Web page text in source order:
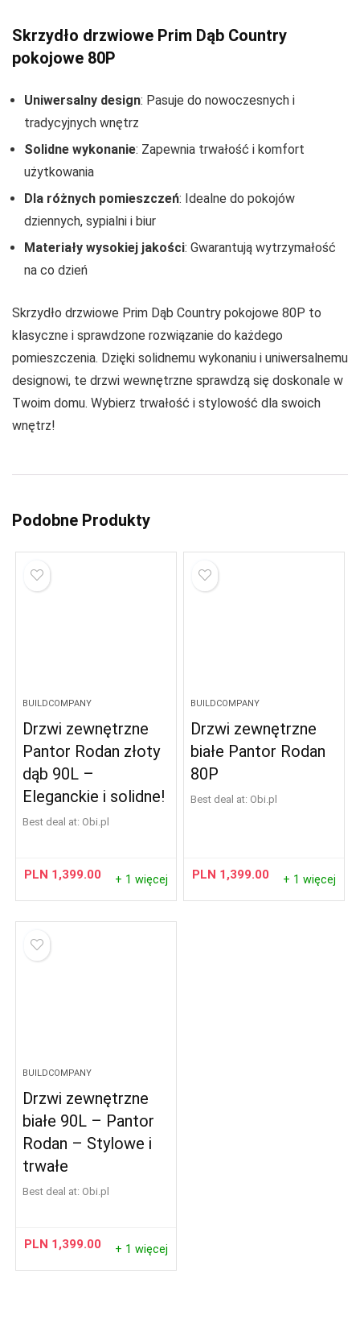
Skrzydło drzwiowe Prim Dąb Country
pokojowe 80P
Uniwersalny design: Pasuje do nowoczesnych i
tradycyjnych wnętrz
Solidne wykonanie: Zapewnia trwałość i komfort
użytkowania
Dla różnych pomieszczeń: Idealne do pokojów
dziennych, sypialni i biur
Materiały wysokiej jakości: Gwarantują wytrzymałość
na co dzień
Skrzydło drzwiowe Prim Dąb Country pokojowe 80P to
klasyczne i sprawdzone rozwiązanie do każdego
pomieszczenia. Dzięki solidnemu wykonaniu i uniwersalnemu
designowi, te drzwi wewnętrzne sprawdzą się doskonale w
Twoim domu. Wybierz trwałość i stylowość dla swoich
wnętrz!
Podobne Produkty
BUILDCOMPANY
Drzwi zewnętrzne
Pantor Rodan złoty
dąb 90L –
Eleganckie i solidne!
Best deal at: obi.pl
PLN 1,399.00 + 1 więcej
BUILDCOMPANY
Drzwi zewnętrzne
białe Pantor Rodan
80P
Best deal at: obi.pl
PLN 1,399.00 + 1 więcej
BUILDCOMPANY
Drzwi zewnętrzne
białe 90L – Pantor
Rodan – Stylowe i
trwałe
Best deal at: obi.pl
PLN 1,399.00 + 1 więcej